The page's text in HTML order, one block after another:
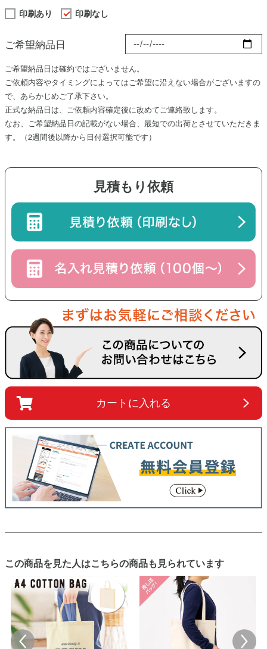
印刷あり 印刷なし
ご希望納品日
ご希望納品日は確約ではございません。
ご依頼内容やタイミングによってはご希望に沿えない場合がございますの
で、あらかじめご了承下さい。
正式な納品日は、ご依頼内容確定後に改めてご連絡致します。
なお、ご希望納品日の記載がない場合、最短での出荷とさせていただきま
す。（2週間後以降から日付選択可能です）
見積もり依頼
カートに入れる
この商品を見た人はこちらの商品も見られています